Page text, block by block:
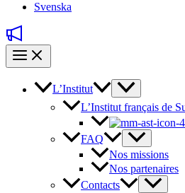
Svenska
L’Institut
L’Institut français de
FAQ
Nos missions
Nos partenaires
Contacts